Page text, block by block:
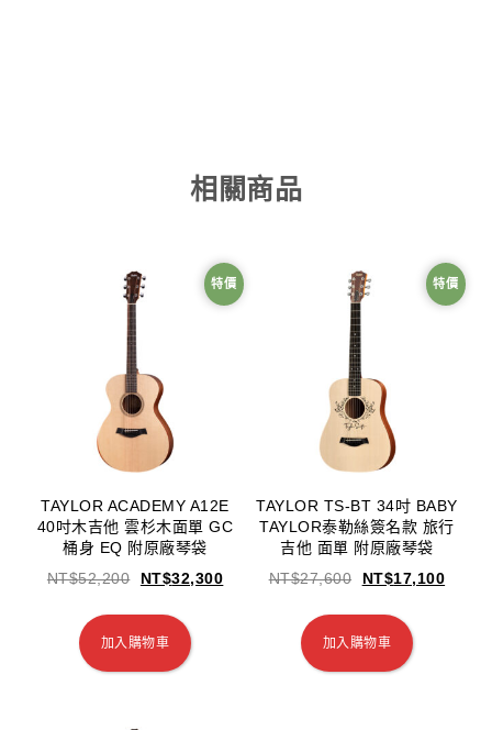
相關商品
特價
TAYLOR ACADEMY A12E
40吋木吉他 雲杉木面單 GC
桶身 EQ 附原廠琴袋
NT$52,200 NT$32,300
加入購物車
特價
TAYLOR TS-BT 34吋 BABY
TAYLOR泰勒絲簽名款 旅行
吉他 面單 附原廠琴袋
NT$27,600 NT$17,100
加入購物車